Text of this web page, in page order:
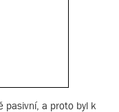
pasivní, a proto byl k